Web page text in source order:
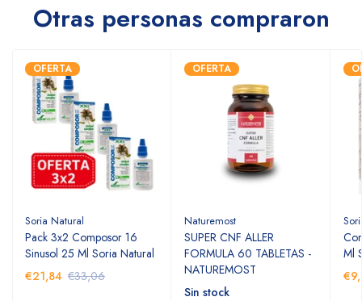
Otras personas compraron
OFERTA
Soria Natural
Pack 3x2 Composor 16
Sinusol 25 Ml Soria Natural
€21,84 €33,06
OFERTA
Naturemost
SUPER CNF ALLER
FORMULA 60 TABLETAS -
NATUREMOST
Sin stock
Ml